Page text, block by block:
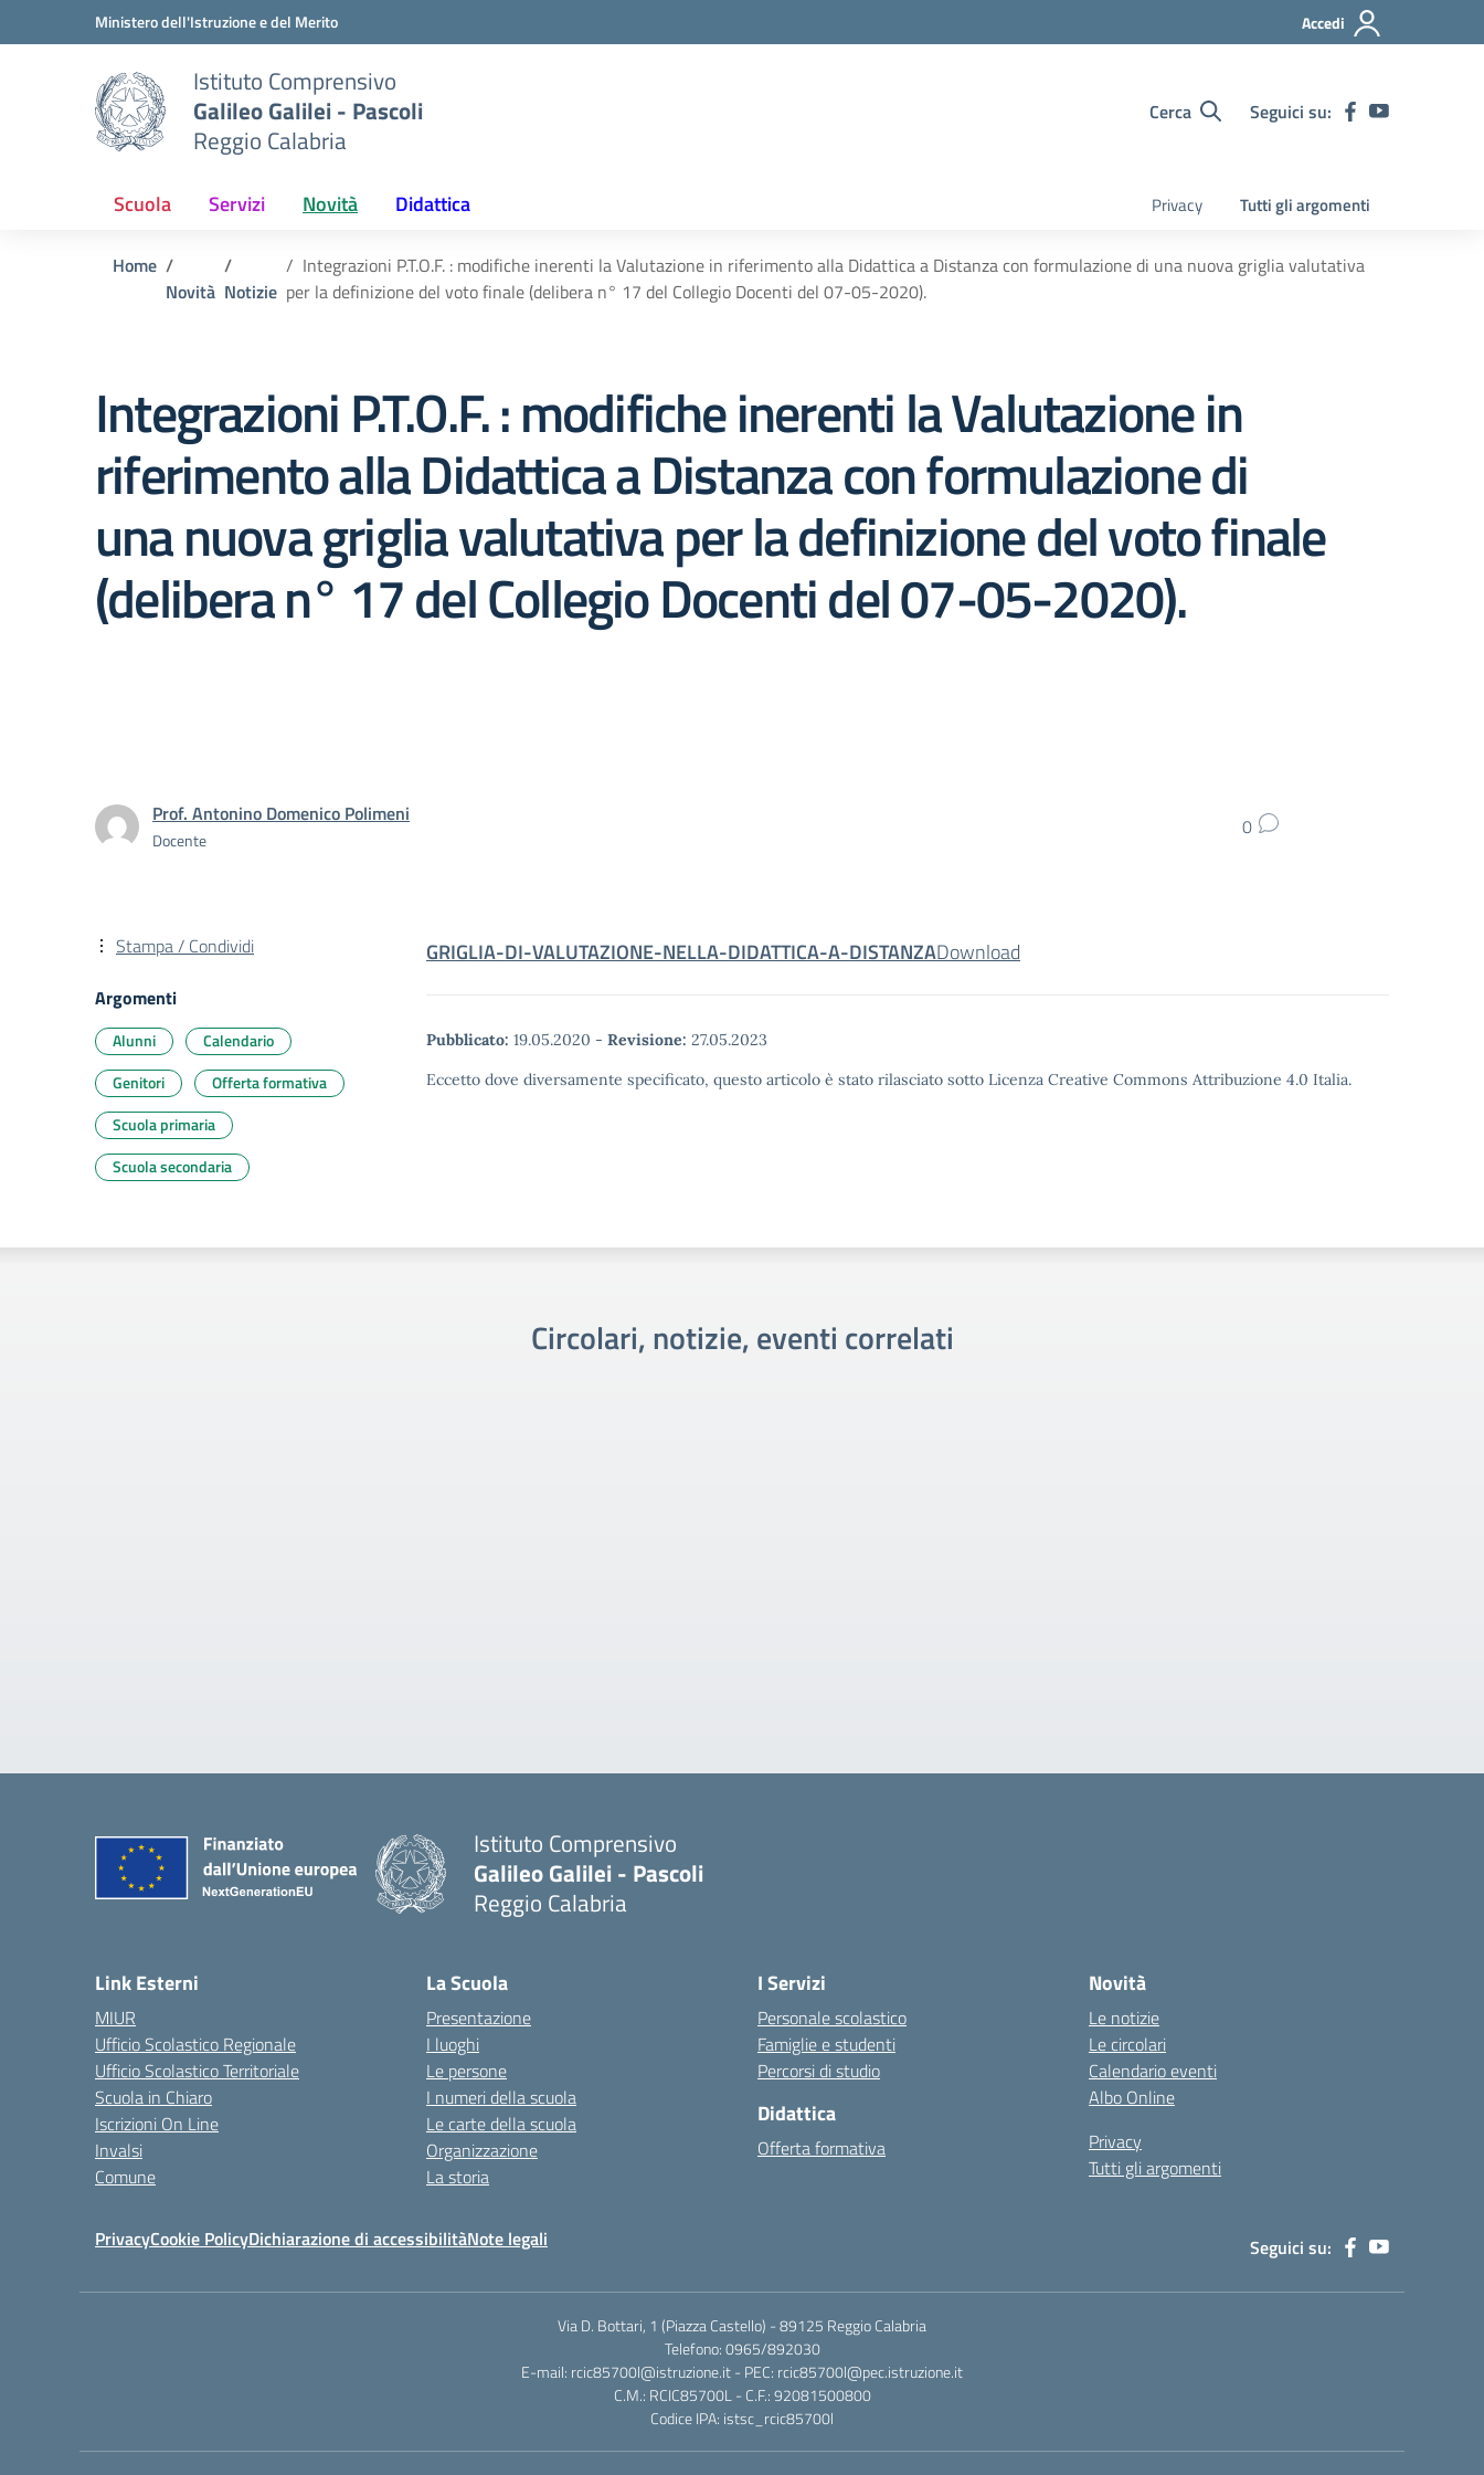
Vai ai contenuti
Vai al menu di navigazioneMinistero dell'Istruzione e del Merito Accedi
Istituto Comprensivo
Galileo Galilei - Pascoli
Reggio Calabria
Cerca Seguici su:
Scuola Servizi Novità Didattica Privacy Tutti gli argomenti
Home
Novità Notizie
Integrazioni P.T.O.F. : modifiche inerenti la Valutazione in riferimento alla Didattica a Distanza con formulazione di una nuova griglia valutativa
per la definizione del voto finale (delibera n° 17 del Collegio Docenti del 07-05-2020).
Integrazioni P.T.O.F. : modifiche inerenti la Valutazione in
riferimento alla Didattica a Distanza con formulazione di
una nuova griglia valutativa per la definizione del voto finale
(delibera n° 17 del Collegio Docenti del 07-05-2020).
Prof. Antonino Domenico Polimeni
Docente 0
GRIGLIA-DI-VALUTAZIONE-NELLA-DIDATTICA-A-DISTANZADownload
Pubblicato: 19.05.2020 - Revisione: 27.05.2023
Eccetto dove diversamente specificato, questo articolo è stato rilasciato sotto Licenza Creative Commons Attribuzione 4.0 Italia.
Stampa / Condividi
Argomenti
Alunni
Calendario
Genitori
Offerta formativa
Scuola primaria
Scuola secondaria
Circolari, notizie, eventi correlati
Istituto Comprensivo
Galileo Galilei - Pascoli
Reggio Calabria
Link Esterni
MIUR
Ufficio Scolastico Regionale
Ufficio Scolastico Territoriale
Scuola in Chiaro
Iscrizioni On Line
Invalsi
Comune
La Scuola
Presentazione
I luoghi
Le persone
I numeri della scuola
Le carte della scuola
Organizzazione
La storia
I Servizi
Personale scolastico
Famiglie e studenti
Percorsi di studio
Didattica
Offerta formativa
Novità
Le notizie
Le circolari
Calendario eventi
Albo Online
Privacy
Tutti gli argomenti
PrivacyCookie PolicyDichiarazione di accessibilitàNote legali Seguici su:
Via D. Bottari, 1 (Piazza Castello) - 89125 Reggio Calabria
Telefono: 0965/892030
E-mail: rcic85700l@istruzione.it - PEC: rcic85700l@pec.istruzione.it
C.M.: RCIC85700L - C.F.: 92081500800
Codice IPA: istsc_rcic85700l